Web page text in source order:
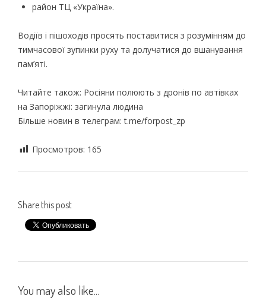
район ТЦ «Україна».
Водіїв і пішоходів просять поставитися з розумінням до
тимчасової зупинки руху та долучатися до вшанування
пам’яті.
Читайте також: Росіяни полюють з дронів по автівках
на Запоріжжі: загинула людина
Більше новин в телеграм: t.me/forpost_zp
Просмотров: 165
Share this post
You may also like...